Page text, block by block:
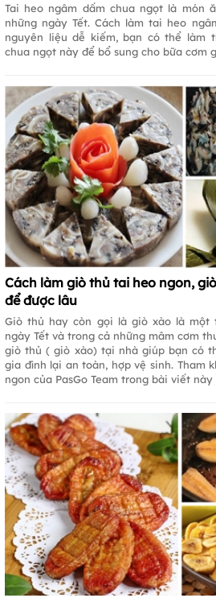
Tai heo ngâm dấm chua ngọt là món
những ngày Tết. Cách làm tai heo
nguyên liệu dễ kiếm, bạn có thể làm
chua ngọt này để bổ sung cho bữa cơm
Cách làm giò thủ tai heo ngon,
để được lâu
Giò thủ hay còn gọi là giò xào là một
ngày Tết và trong cả những mâm cơm
giò thủ ( giò xào) tại nhà giúp bạn có
gia đình lại an toàn, hợp vệ sinh. Tham
ngon của PasGo Team trong bài viết này